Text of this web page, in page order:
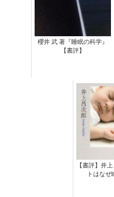
櫻井 武 著『睡眠の科学』
【書評】
【書評】井
トはなぜ